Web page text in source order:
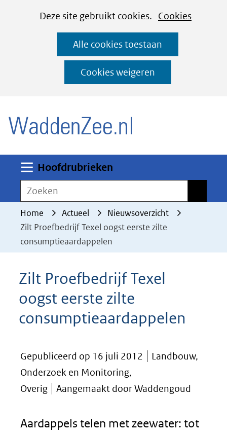
CookiesDeze site gebruikt cookies. Cookies
deze
worden
toegestaan
geweigerd.
Alle cookies toestaan
Cookies weigeren
Ga
naar
de
inhoud
Hoofdrubrieken
Zoeken
Home Actueel
Nieuwsoverzicht
Zilt Proefbedrijf Texel oogst eerste zilte
consumptieaardappelen
Zilt Proefbedrijf Texel
oogst eerste zilte
consumptieaardappelen
Gepubliceerd op 16 juli 2012
Landbouw,
Onderzoek en Monitoring,
Overig
Aangemaakt door Waddengoud
Aardappels telen met zeewater: tot